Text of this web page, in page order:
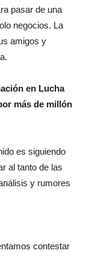
pasar de una
negocios. La
amigos y
en Lucha
más de millón
es siguiendo
al tanto de las
y rumores
contestar